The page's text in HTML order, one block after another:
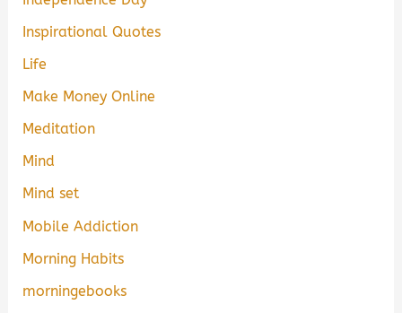
Inspirational Quotes
Life
Make Money Online
Meditation
Mind
Mind set
Mobile Addiction
Morning Habits
morningebooks